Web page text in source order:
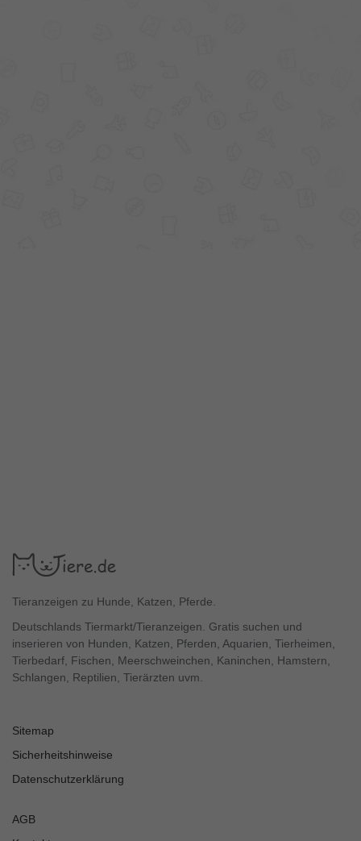
Tieranzeigen zu Hunde, Katzen, Pferde.
Deutschlands Tiermarkt/Tieranzeigen. Gratis suchen und
inserieren von Hunden, Katzen, Pferden, Aquarien, Tierheimen,
Tierbedarf, Fischen, Meerschweinchen, Kaninchen, Hamstern,
Schlangen, Reptilien, Tierärzten uvm.
Sitemap
Sicherheitshinweise
Datenschutzerklärung
AGB